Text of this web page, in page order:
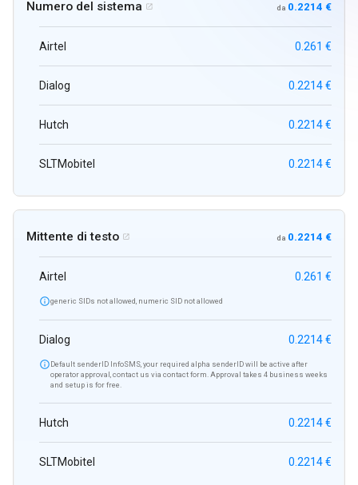
Numero del sistema  da 0.2214 €
Airtel 0.261 €
Dialog 0.2214 €
Hutch 0.2214 €
SLTMobitel 0.2214 €
Mittente di testo  da 0.2214 €
Airtel 0.261 €
generic SIDs not allowed, numeric SID not allowed
Dialog 0.2214 €
Default senderID InfoSMS, your required alpha senderID will be active after
operator approval, contact us via contact form. Approval takes 4 business weeks
and setup is for free.
Hutch 0.2214 €
SLTMobitel 0.2214 €